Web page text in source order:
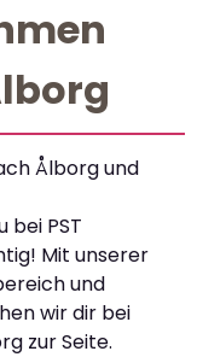
Ålborg und
bei PST
Mit unserer
und
wir dir bei
zur Seite.